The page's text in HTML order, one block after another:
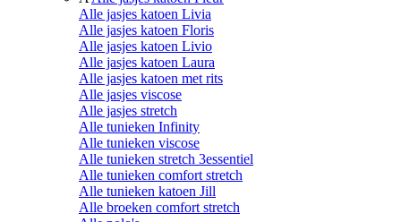
Alle jasjes katoen Livia
Alle jasjes katoen Floris
Alle jasjes katoen Livio
Alle jasjes katoen Laura
Alle jasjes katoen met rits
Alle jasjes viscose
Alle jasjes stretch
Alle tunieken Infinity
Alle tunieken viscose
Alle tunieken stretch 3essentiel
Alle tunieken comfort stretch
Alle tunieken katoen Jill
Alle broeken comfort stretch